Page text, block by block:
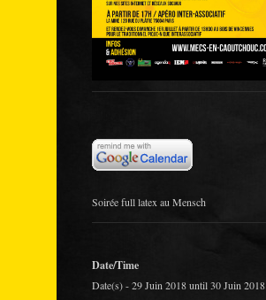
Soirée full latex au Mensch
Date/Time
Date(s) - 29 Juin 2018 until 30 Juin 2018